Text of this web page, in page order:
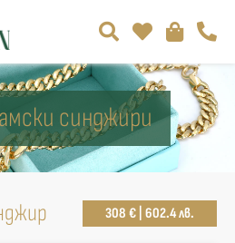
синджири
308 € | 602.4 лв.